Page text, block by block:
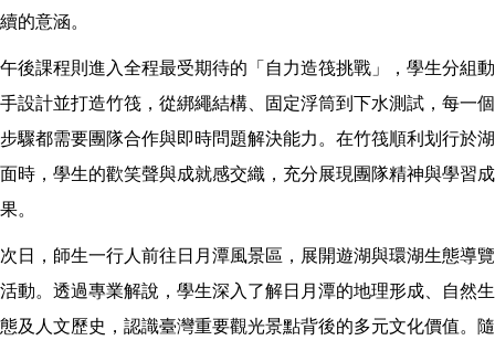
續的意涵。
午後課程則進入全程最受期待的「自力造筏挑戰」，學生分組動
手設計並打造竹筏，從綁繩結構、固定浮筒到下水測試，每一個
步驟都需要團隊合作與即時問題解決能力。在竹筏順利划行於湖
面時，學生的歡笑聲與成就感交織，充分展現團隊精神與學習成
果。
次日，師生一行人前往日月潭風景區，展開遊湖與環湖生態導覽
活動。透過專業解說，學生深入了解日月潭的地理形成、自然生
態及人文歷史，認識臺灣重要觀光景點背後的多元文化價值。隨